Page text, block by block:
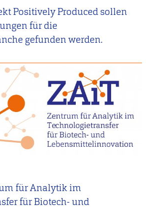
Positively Produced sollen
für die
gefunden werden.
für Analytik im
für Biotech- und